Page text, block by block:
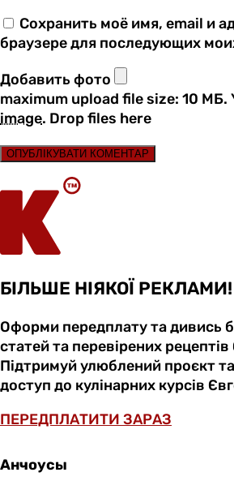
Сохранить моё имя, email и
браузере для последующих
Добавить фото
maximum upload file size: 10 МБ.
image. Drop files here
ОПУБЛІКУВАТИ КОМЕНТАР
БІЛЬШЕ НІЯКОЇ РЕКЛАМИ!
Оформи передплату та дивись
статей та перевірених
Підтримуй улюблений проєкт
доступ до кулінарних курсів
ПЕРЕДПЛАТИТИ ЗАРАЗ
Анчоусы